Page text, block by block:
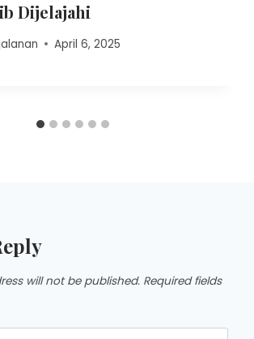
Dijelajahi
April 6, 2025
will not be published. Required fields